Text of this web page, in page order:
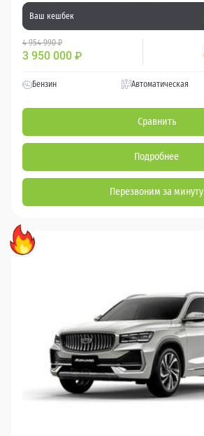
Ваш кешбек
4 954 990 ₽
3 950 000 ₽
Бензин Автоматическая
Сравнить
Подробнее
Перезвоним за минуту